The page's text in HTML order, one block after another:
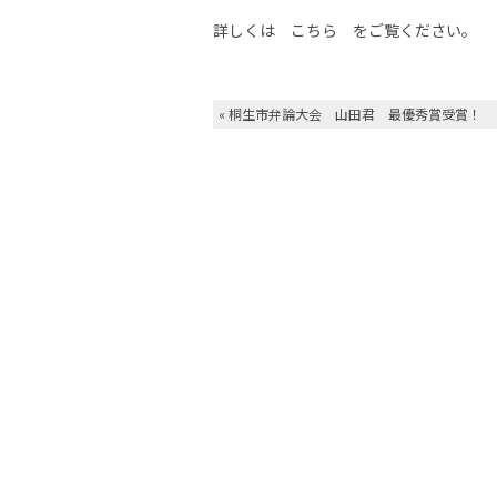
詳しくは こちら をご覧ください。
« 桐生市弁論大会 山田君 最優秀賞受賞！